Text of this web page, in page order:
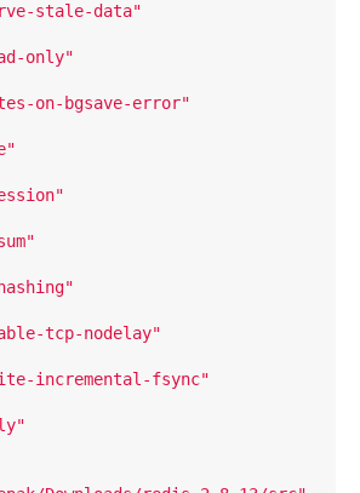
stale-data"
only"
on-bgsave-error"
tcp-nodelay"
incremental-fsync"